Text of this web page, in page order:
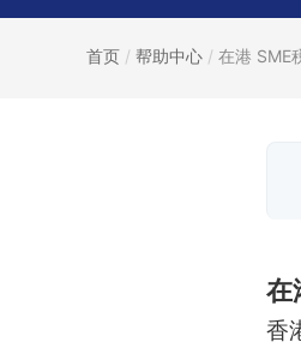
首页 / 帮助中心 / 在港 SME
在
香